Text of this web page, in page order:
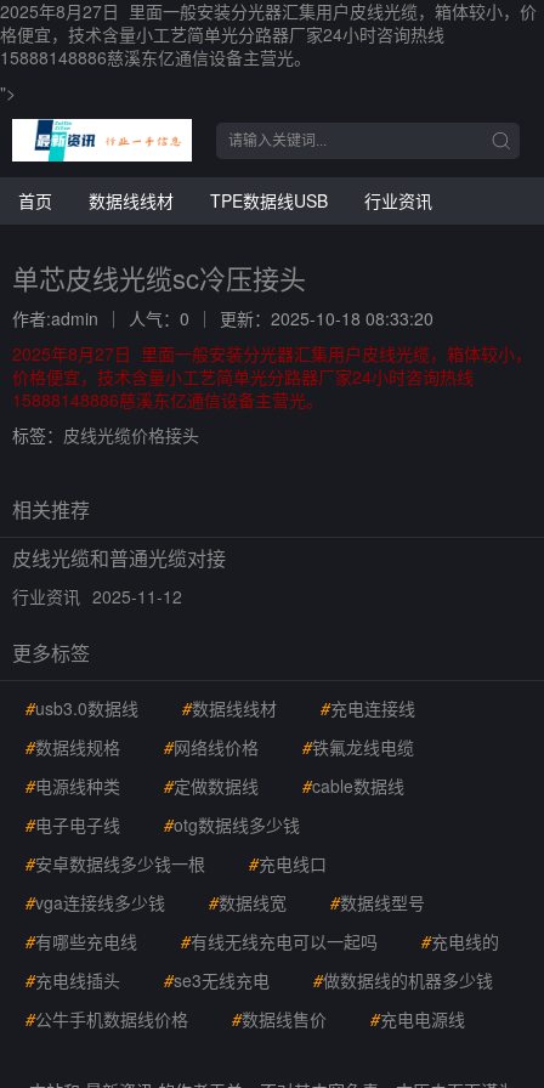
2025年8月27日 里面一般安装分光器汇集用户皮线光缆，箱体较小，价
格便宜，技术含量小工艺简单光分路器厂家24小时咨询热线
15888148886慈溪东亿通信设备主营光。
">
首页 数据线线材 TPE数据线USB 行业资讯
单芯皮线光缆sc冷压接头
作者:admin 人气：0
更新：2025-10-18 08:33:20
2025年8月27日 里面一般安装分光器汇集用户皮线光缆，箱体较小，
价格便宜，技术含量小工艺简单光分路器厂家24小时咨询热线
15888148886慈溪东亿通信设备主营光。
标签： 皮线光缆价格接头
相关推荐
皮线光缆和普通光缆对接
行业资讯 2025-11-12
更多标签
#usb3.0数据线 #数据线线材 #充电连接线
#数据线规格 #网络线价格 #铁氟龙线电缆
#电源线种类 #定做数据线 #cable数据线
#电子电子线 #otg数据线多少钱
#安卓数据线多少钱一根 #充电线口
#vga连接线多少钱 #数据线宽 #数据线型号
#有哪些充电线 #有线无线充电可以一起吗 #充电线的
#充电线插头 #se3无线充电 #做数据线的机器多少钱
#公牛手机数据线价格 #数据线售价 #充电电源线